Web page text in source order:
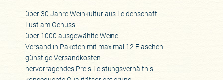
über 30 Jahre Weinkultur aus Leidenschaft
Lust am Genuss
über 1000 ausgewählte Weine
Versand in Paketen mit maximal 12 Flaschen!
günstige Versandkosten
hervorragendes Preis-Leistungsverhältnis